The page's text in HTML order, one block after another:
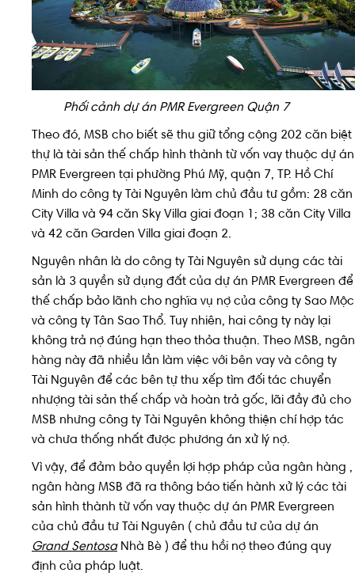
Phối cảnh dự án PMR Evergreen Quận 7
Theo đó, MSB cho biết sẽ thu giữ tổng cộng 202 căn biệt
thự là tài sản thế chấp hình thành từ vốn vay thuộc dự án
PMR Evergreen tại phường Phú Mỹ, quận 7, TP. Hồ Chí
Minh do công ty Tài Nguyên làm chủ đầu tư gồm: 28 căn
City Villa và 94 căn Sky Villa giai đoạn 1; 38 căn City Villa
và 42 căn Garden Villa giai đoạn 2.
Nguyên nhân là do công ty Tài Nguyên sử dụng các tài
sản là 3 quyền sử dụng đất của dự án PMR Evergreen để
thế chấp bảo lãnh cho nghĩa vụ nợ của công ty Sao Mộc
và công ty Tân Sao Thổ. Tuy nhiên, hai công ty này lại
không trả nợ đúng hạn theo thỏa thuận. Theo MSB, ngân
hàng này đã nhiều lần làm việc với bên vay và công ty
Tài Nguyên để các bên tự thu xếp tìm đối tác chuyển
nhượng tài sản thế chấp và hoàn trả gốc, lãi đầy đủ cho
MSB nhưng công ty Tài Nguyên không thiện chí hợp tác
và chưa thống nhất được phương án xử lý nợ.
Vì vậy, để đảm bảo quyền lợi hợp pháp của ngân hàng ,
ngân hàng MSB đã ra thông báo tiến hành xử lý các tài
sản hình thành từ vốn vay thuộc dự án PMR Evergreen
của chủ đầu tư Tài Nguyên ( chủ đầu tư của dự án
Grand SentosaNhà Bè ) để thu hồi nợ theo đúng quy
định của pháp luật.